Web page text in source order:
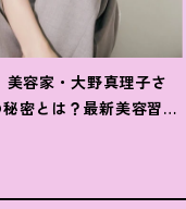
美容家・大野真理子さ
密とは ？ 最新美容習慣